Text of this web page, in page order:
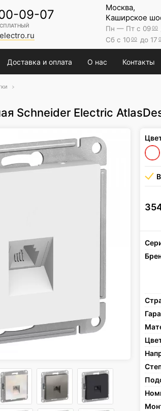
09-07
Москва,
Каширское
Пн — Пт с 0900
Сб с 1000 до 17
Доставка и оплата О нас Контакты
Schneider Electric